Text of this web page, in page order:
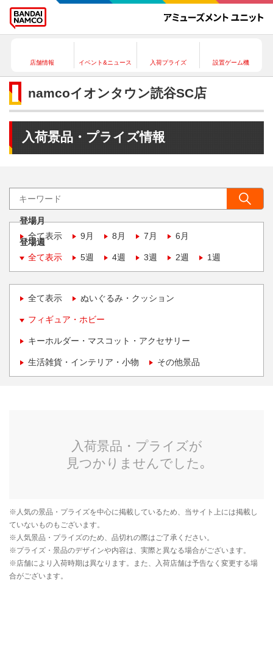
店舗情報 イベント&ニュース 入荷プライズ 設置ゲーム機
namcoイオンタウン読谷SC店
入荷景品・プライズ情報
登場月
全て表示
9月 8月 7月 6月
登場週
全て表示
5週 4週 3週 2週 1週
全て表示 ぬいぐるみ・クッション
フィギュア・ホビー
キーホルダー・マスコット・アクセサリー
生活雑貨・インテリア・小物 その他景品